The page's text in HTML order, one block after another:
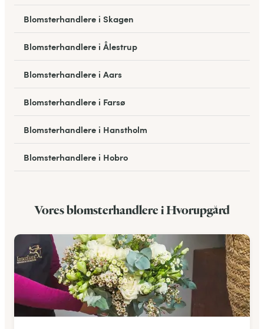
Blomsterhandlere i Skagen
Blomsterhandlere i Ålestrup
Blomsterhandlere i Aars
Blomsterhandlere i Farsø
Blomsterhandlere i Hanstholm
Blomsterhandlere i Hobro
Blomsterhandlere i Nykøbing M
Vores blomsterhandlere i Hvorupgård